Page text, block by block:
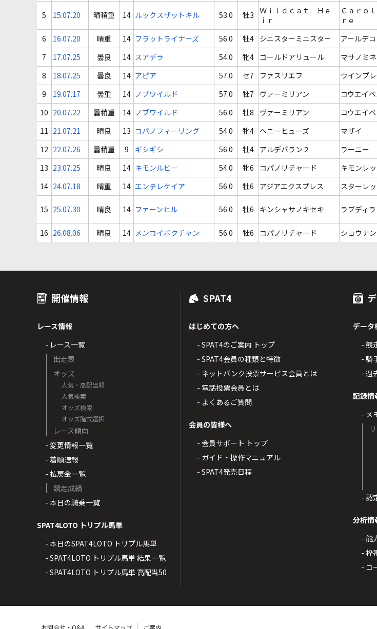
5 15.07.20 晴稍重 14 ルックスザットキル 53.0 牡3 Ｗｉｌｄｃａｔ Ｈｅ
ｉｒ
Ｃａｒｏ
ｒｅ
6 16.07.20 晴重 14 フラットライナーズ 56.0 牡4 シニスターミニスター アールデコ
7
17.07.25 曇良 14 スアデラ 54.0 牝4 ゴールドアリュール マサノミ
8
18.07.25 曇良 14 アピア 57.0 セ7 ファスリエフ ウインプ
9
19.07.17 曇重 14 ノブワイルド 57.0 牡7 ヴァーミリアン コウエイ
10 20.07.22 曇稍重 14 ノブワイルド 56.0 牡8 ヴァーミリアン コウエイ
11 21.07.21 晴良 13 コパノフィーリング 54.0 牝4 ヘニーヒューズ マザイ
12 22.07.26 曇稍重 9 ギシギシ 56.0 牡4 アルデバラン２ ラーニー
13 23.07.25 晴良 14 キモンルビー 54.0 牝6 コパノリチャード キモンレ
14 24.07.18 晴重 14 エンテレケイア 56.0 牡6 アジアエクスプレス スターレ
15 25.07.30 晴良 14 ファーンヒル 56.0 牡6 キンシャサノキセキ ラブディ
16 26.08.06 晴良 14 メンコイボクチャン 56.0 牡6 コパノリチャード ショウナ
開催情報
レース情報
- レース一覧
出走表
オッズ
人気・高配当順
人気検索
オッズ検索
オッズ賭式選択
レース傾向
- 変更情報一覧
- 着順速報
- 払戻金一覧
競走成績
- 本日の騎乗一覧
SPAT4LOTO トリプル馬単
- 本日のSPAT4LOTO トリプル馬単
- SPAT4LOTO トリプル馬単 結果一覧
- SPAT4LOTO トリプル馬単 高配当50
SPAT4
はじめての方へ
- SPAT4のご案内 トップ
- SPAT4会員の種類と特徴
- ネットバンク投票サービス会員とは
- 電話投票会員とは
- よくあるご質問
会員の皆様へ
- 会員サポート トップ
- ガイド・操作マニュアル
- SPAT4発売日程
データ
- 競
- 騎
- 過
記録情
- メ
- 認
分析情
- 能
- 枠
- コ
お問合せ・Q&A サイトマップ ご案内